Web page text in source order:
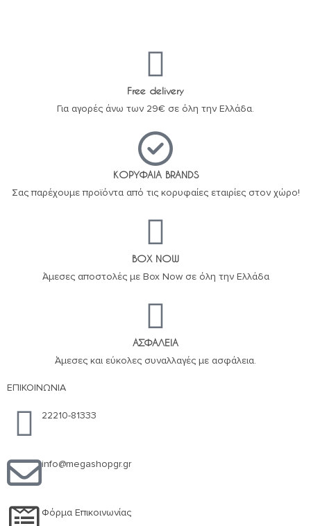
Free delivery
Για αγορές άνω των 29€ σε όλη την Ελλάδα.
ΚΟΡΥΦΑΙΑ BRANDS
Σας παρέχουμε προϊόντα από τις κορυφαίες εταιρίες στον χώρο!
BOX NOW
Άμεσες αποστολές με Box Now σε όλη την Ελλάδα
ΑΣΦΑΛΕΙΑ
Άμεσες και εύκολες συναλλαγές με ασφάλεια.
ΕΠΙΚΟΙΝΩΝΙΑ
22210-81333
info@megashopgr.gr
Φόρμα Επικοινωνίας